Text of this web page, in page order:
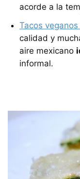
acorde a la
Tacos
calidad y
aire mexicano
informal.